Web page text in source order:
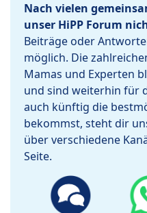
Nach vielen
unser HiPP Forum
Beiträge oder
möglich. Die
Mamas und Experten
und sind weiterhin für
auch künftig die
bekommst, steht dir
über verschiedene
Seite.